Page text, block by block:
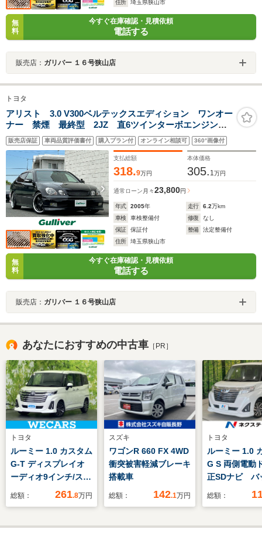
住所
埼玉県狭山市
無
料
今すぐ在庫確認・見積依頼
電話する
販売店： ガリバー １６号狭山店
トヨタ
アリスト 3.0 V300ベルテックスエディション ワンオー
ナー 禁煙 最終型 2JZ 直6ツインターボエンジン
WORK19インチアルミ TEIN車高調 純正革調シートカ
バー クルーズコントロール キーレス スペアキー
HIDライト ディーラー記録簿16枚付
販売店保証 車両品質評価書付 購入プラン付 オンライン相談可 360°画像付
支払総額
318.9万円
本体価格
305. 1万円
通常ローン 月々23,800円
年式 2005年 走行 6.2万km
車検
車検整備付 修復
なし
保証
保証付 整備
法定整備付
住所
埼玉県狭山市
無
料
今すぐ在庫確認・見積依頼
電話する
販売店： ガリバー １６号狭山店
あなたにおすすめの中古車 ［PR］
トヨタ
ルーミー 1.0 カスタム
G-T ディスプレイオ
ーディオ9インチ/スマ
ートアシスト(トヨ
トヒーター 前席/パノ
総額： 261.8万円
スズキ
ワゴンR 660 FX 4WD
衝突被害軽減ブレーキ
搭載車
総額： 142.1万円
トヨタ
ルーミー 1.0
G S 両側電動
正SDナビ バ
メラ スマー
ルトインETC
総額：